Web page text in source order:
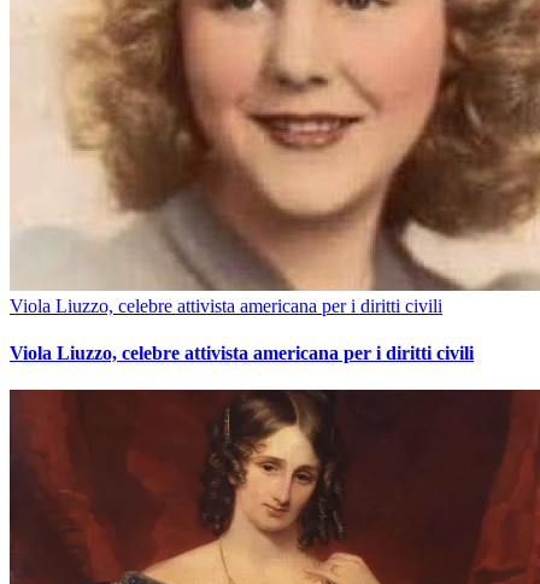
Viola Liuzzo, celebre attivista americana per i diritti civili
Viola Liuzzo, celebre attivista americana per i diritti civili